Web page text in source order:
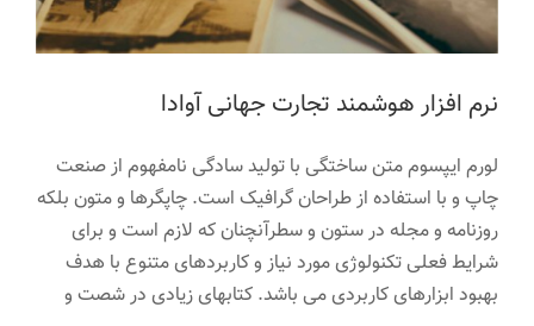
نرم افزار هوشمند تجارت جهانی آوادا
لورم ایپسوم متن ساختگی با تولید سادگی نامفهوم از صنعت
چاپ و با استفاده از طراحان گرافیک است. چاپگرها و متون بلکه
روزنامه و مجله در ستون و سطرآنچنان که لازم است و برای
شرایط فعلی تکنولوژی مورد نیاز و کاربردهای متنوع با هدف
بهبود ابزارهای کاربردی می باشد. کتابهای زیادی در شصت و